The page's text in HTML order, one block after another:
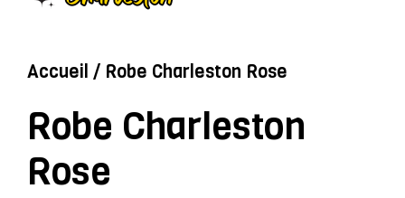
Accueil / Robe Charleston Rose
Robe Charleston
Rose